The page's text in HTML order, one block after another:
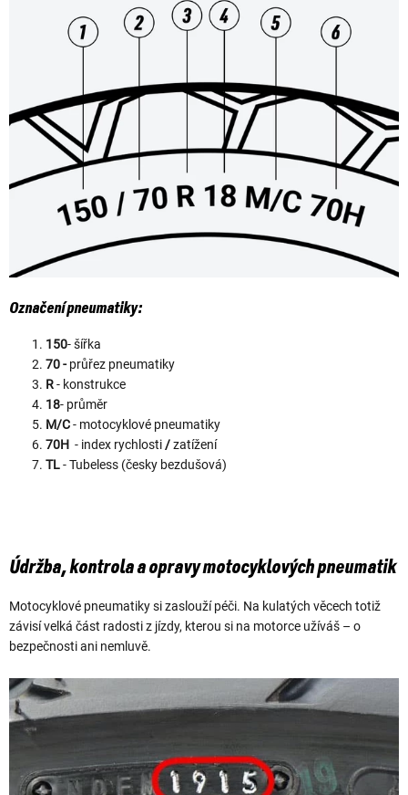
Označení pneumatiky:
150- šířka
70 -průřez pneumatiky
R- konstrukce
18- průměr
M/C- motocyklové pneumatiky
70H - index rychlosti /zatížení
TL- Tubeless (česky bezdušová)
Údržba, kontrola a opravy motocyklových pneumatik
Motocyklové pneumatiky si zaslouží péči. Na kulatých věcech totiž
závisí velká část radosti z jízdy, kterou si na motorce užíváš – o
bezpečnosti ani nemluvě.